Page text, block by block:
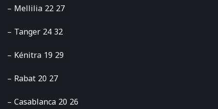
– Mellilia 22 27
– Tanger 24 32
– Kénitra 19 29
– Rabat 20 27
– Casablanca 20 26